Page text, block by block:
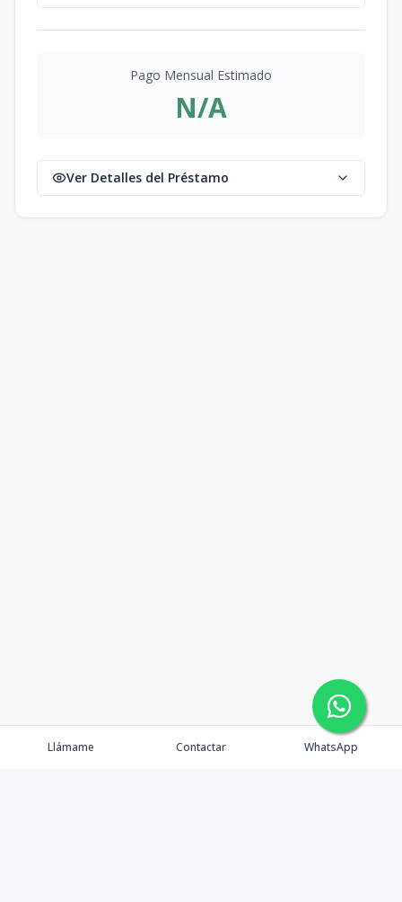
Pago Mensual Estimado
N/A
Ver Detalles del Préstamo
Llámame Contactar WhatsApp